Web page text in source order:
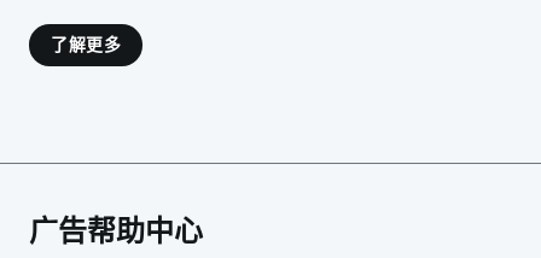
了解更多
广告帮助中心